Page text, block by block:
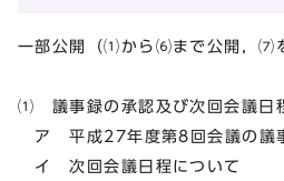
一部公開（⑴から⑹まで公開，⑺
⑴ 議事録の承認及び次回会議日
ア 平成27年度第8回会議の議
イ 次回会議日程について